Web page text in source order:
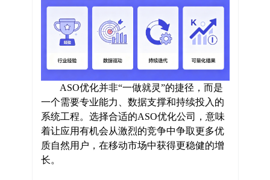
ASO优化并非“一做就灵”的捷径，而是
一个需要专业能力、数据支撑和持续投入的
系统工程。选择合适的ASO优化公司，意味
着让应用有机会从激烈的竞争中争取更多优
质自然用户，在移动市场中获得更稳健的增
长。